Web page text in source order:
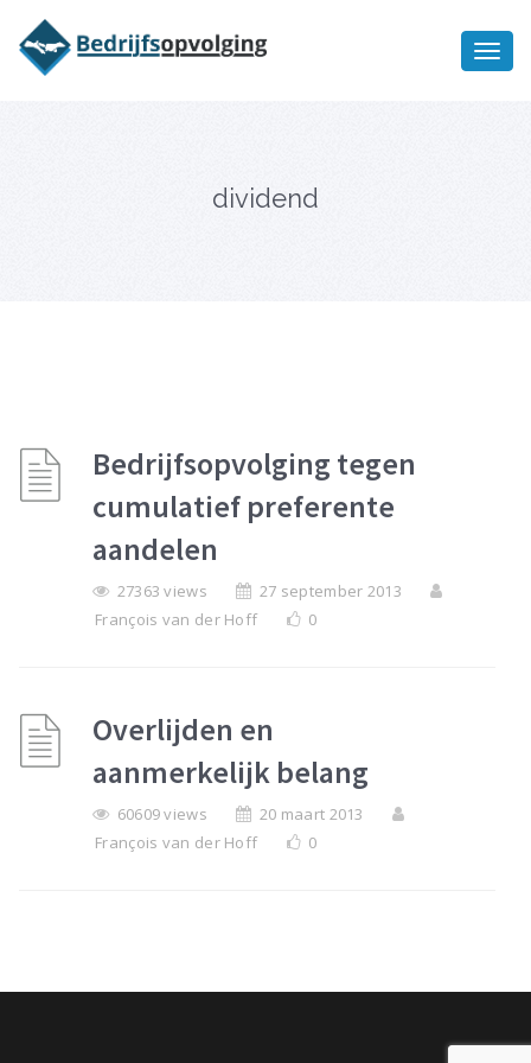
dividend
Bedrijfsopvolging tegen
cumulatief preferente
aandelen
27363 views
27 september 2013
François van der Hoff
0
Overlijden en
aanmerkelijk belang
60609 views
20 maart 2013
François van der Hoff
0
bedrijfsopvolging voor fiscaal
juridisch advies
Ik wil meer informatie